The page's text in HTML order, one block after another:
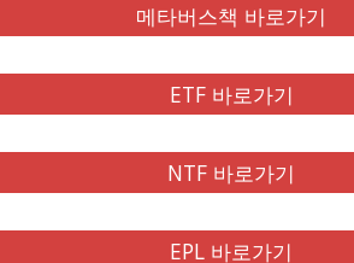
메타버스책 바로가기
ETF 바로가기
NTF 바로가기
EPL 바로가기